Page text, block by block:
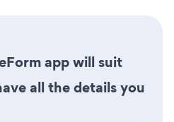
app will suit
all the details you